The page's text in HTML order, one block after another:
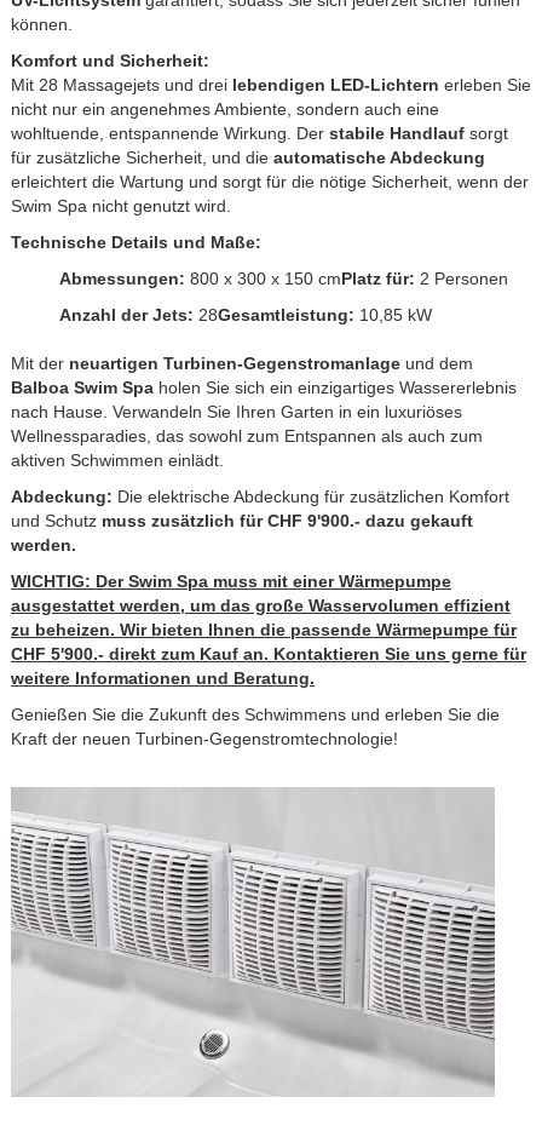
können.
Komfort und Sicherheit:
Mit 28 Massagejets und drei lebendigen LED-Lichtern erleben Sie
nicht nur ein angenehmes Ambiente, sondern auch eine
wohltuende, entspannende Wirkung. Der stabile Handlaufsorgt
für zusätzliche Sicherheit, und die automatische Abdeckung
erleichtert die Wartung und sorgt für die nötige Sicherheit, wenn der
Swim Spa nicht genutzt wird.
Technische Details und Maße:
Abmessungen: 800 x 300 x 150 cmPlatz für: 2 Personen
Anzahl der Jets: 28Gesamtleistung: 10,85 kW
Mit der neuartigen Turbinen-Gegenstromanlageund dem
Balboa Swim Spaholen Sie sich ein einzigartiges Wassererlebnis
nach Hause. Verwandeln Sie Ihren Garten in ein luxuriöses
Wellnessparadies, das sowohl zum Entspannen als auch zum
aktiven Schwimmen einlädt.
Abdeckung: Die elektrische Abdeckung für zusätzlichen Komfort
und Schutz muss zusätzlich für CHF 9'900.- dazu gekauft
werden.
WICHTIG: Der Swim Spa muss mit einer Wärmepumpe
ausgestattet werden, um das große Wasservolumen effizient
zu beheizen. Wir bieten Ihnen die passende Wärmepumpe für
CHF 5'900.- direkt zum Kauf an. Kontaktieren Sie uns gerne für
weitere Informationen und Beratung.
Genießen Sie die Zukunft des Schwimmens und erleben Sie die
Kraft der neuen Turbinen-Gegenstromtechnologie!